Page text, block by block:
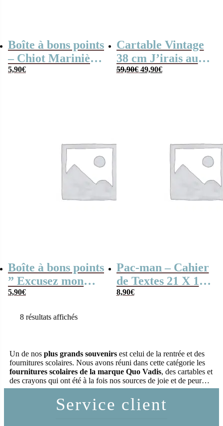
Boîte à bons points
– Chiot Marinière
– Quo Vadis
5,90€
Cartable Vintage
38 cm J’irais au
bout de mes rêves
59,90€ Le
49,90€Le
Boîte à bons points
” Excusez mon
retard ” – Shaman
5,90€
Pac-man – Cahier
de Textes 21 X 15
cm
8,90€
8 résultats affichés
Un de nosplus grands souvenirs est celui de la rentrée et des
fournitures scolaires. Nous avons réuni dans cette catégorie les
fournitures scolaires de la marque Quo Vadis, des cartables et
des crayons qui ont été à la fois nos sources de joie et de peur…
Service client